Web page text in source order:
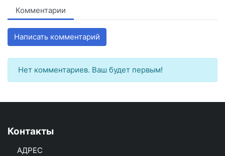
Комментарии
Написать комментарий
Нет комментариев. Ваш будет первым!
Контакты
АДРЕС